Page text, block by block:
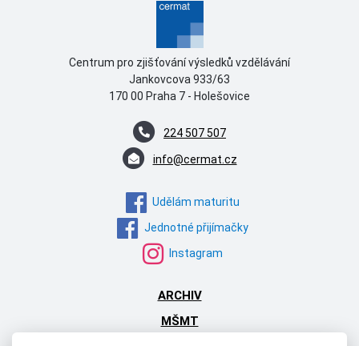
Centrum pro zjišťování výsledků vzdělávání
Jankovcova 933/63
170 00 Praha 7 - Holešovice
224 507 507
info@cermat.cz
Udělám maturitu
Jednotné přijímačky
Instagram
ARCHIV
MŠMT